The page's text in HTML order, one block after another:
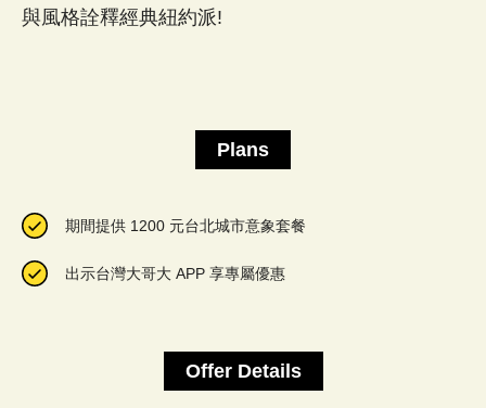
Plans
期間提供 1200 元台北城市意象套餐
出示台灣大哥大 APP 享專屬優惠
Offer Details